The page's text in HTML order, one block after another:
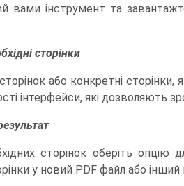
вами інструмент та
сторінки
або конкретні
інтерфейси, які дозволяють
сторінок оберіть
у новий PDF файл або